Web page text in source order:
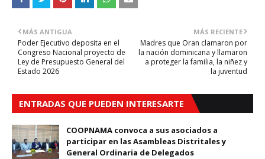
MÁS RECIENTE
Madres que Oran clamaron por
la nación dominicana y llamaron
a proteger la familia, la niñez y
la juventud
MÁS ANTIGUA
Poder Ejecutivo deposita en el
Congreso Nacional proyecto de
Ley de Presupuesto General del
Estado 2026
ENTRADAS QUE PUEDEN INTERESARTE
COOPNAMA convoca a sus asociados a
participar en las Asambleas Distritales y
General Ordinaria de Delegados